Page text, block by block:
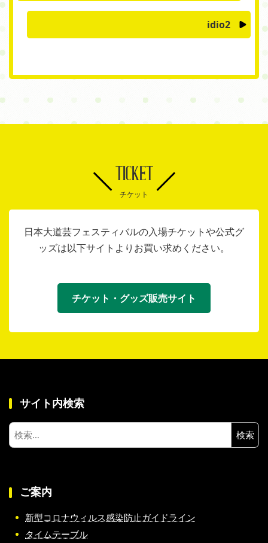
idio2
TICKET
チケット
日本大道芸フェスティバルの入場チケットや公式グ
ッズは以下サイトよりお買い求めください。
チケット・グッズ販売サイト
サイト内検索
検
索:
ご案内
新型コロナウィルス感染防止ガイドライン
タイムテーブル